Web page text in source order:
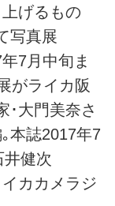
げるもの
写真展
7月中旬ま
がライカ阪
･大門美奈さ
本誌2017年7
井健次
カカメラジ